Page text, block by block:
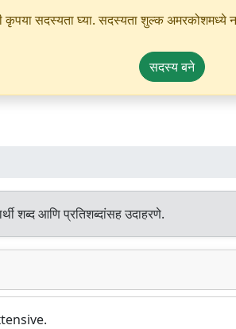
सदस्यता घ्या. सदस्यता शुल्क अमरकोशमध्ये
सदस्य बने
शब्द आणि प्रतिशब्दांसह उदाहरणे.